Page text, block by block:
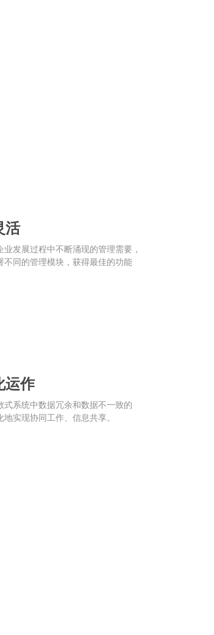
活
业发展过程中不断涌现的管理需要，
不同的管理模块，获得最佳的功能
运作
式系统中数据冗余和数据不一致的
地实现协同工作、信息共享。